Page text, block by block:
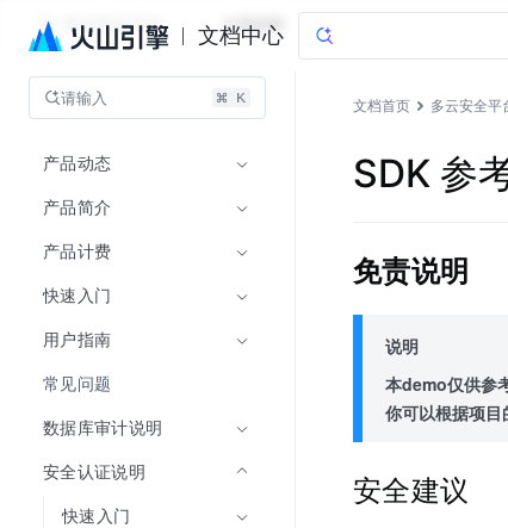
文档中心
多云安全平台 文档指南
请输入
产品动态
产品简介
产品计费
快速入门
用户指南
常见问题
数据库审计说明
安全认证说明
快速入门
文档首页 多云安全平
SDK 参
免责说明
说明
本demo仅供参
你可以根据项目
安全建议